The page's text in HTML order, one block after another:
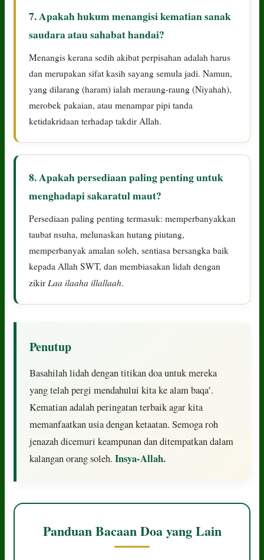
7. Apakah hukum menangisi kematian sanak
saudara atau sahabat handai?
Menangis kerana sedih akibat perpisahan adalah harus
dan merupakan sifat kasih sayang semula jadi. Namun,
yang dilarang (haram) ialah meraung-raung (Niyahah),
merobek pakaian, atau menampar pipi tanda
ketidakridaan terhadap takdir Allah.
8. Apakah persediaan paling penting untuk
menghadapi sakaratul maut?
Persediaan paling penting termasuk: memperbanyakkan
taubat nsuha, melunaskan hutang piutang,
memperbanyak amalan soleh, sentiasa bersangka baik
kepada Allah SWT, dan membiasakan lidah dengan
zikir Laa ilaaha illallaah.
Penutup
Basahilah lidah dengan titikan doa untuk mereka
yang telah pergi mendahului kita ke alam baqa’.
Kematian adalah peringatan terbaik agar kita
memanfaatkan usia dengan ketaatan. Semoga roh
jenazah dicemuri keampunan dan ditempatkan dalam
kalangan orang soleh.Insya-Allah.
Panduan Bacaan Doa yang Lain